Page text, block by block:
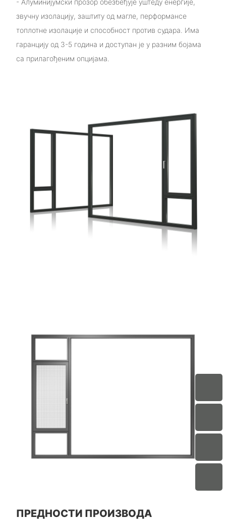
звучну изолацију, заштиту од магле, перформансе
топлотне изолације и способност против судара. Има
гаранцију од 3-5 година и доступан је у разним бојама
са прилагођеним опцијама.
ПРЕДНОСТИ ПРОИЗВОДА